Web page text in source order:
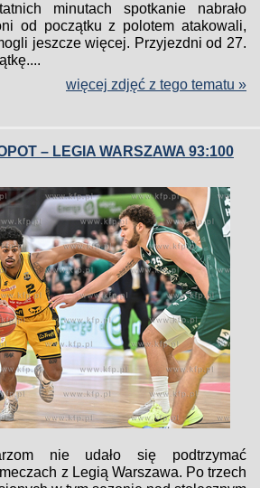
minutach spotkanie nabrało
od początku z polotem atakowali,
jeszcze więcej. Przyjezdni od 27.
więcej zdjęć z tego tematu »
– LEGIA WARSZAWA 93:100
nie udało się podtrzymać
z Legią Warszawa. Po trzech